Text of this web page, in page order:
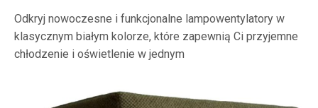
Odkryj nowoczesne i funkcjonalne lampowentylatory w
klasycznym białym kolorze, które zapewnią Ci przyjemne
chłodzenie i oświetlenie w jednym